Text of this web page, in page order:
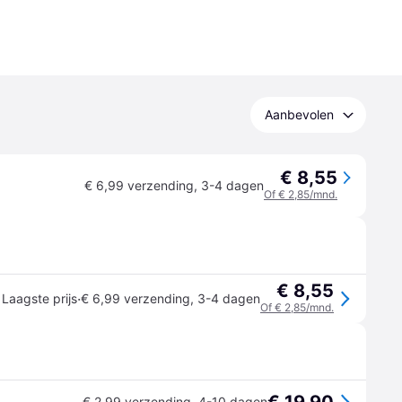
Aanbevolen
€ 6,99 verzending, 3-4 dagen € 8,55
Of € 2,85/mnd.
Laagste prijs·€ 6,99 verzending, 3-4 dagen € 8,55
Of € 2,85/mnd.